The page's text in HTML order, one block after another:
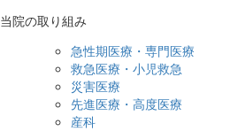
当院の取り組み
急性期医療・専門医療
救急医療・小児救急
災害医療
先進医療・高度医療
産科